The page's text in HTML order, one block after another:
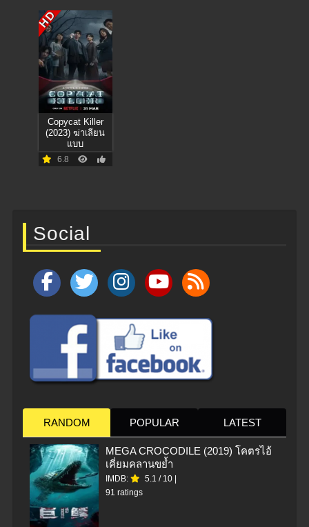
HD
Copycat Killer
(2023) ฆ่าเลียน
แบบ
6.8
Social
RANDOM POPULAR LATEST
MEGA CROCODILE (2019) โคตรไอ้
เคี่ยมคลานขย้ำ
IMDB: 5.1 / 10 |
91 ratings